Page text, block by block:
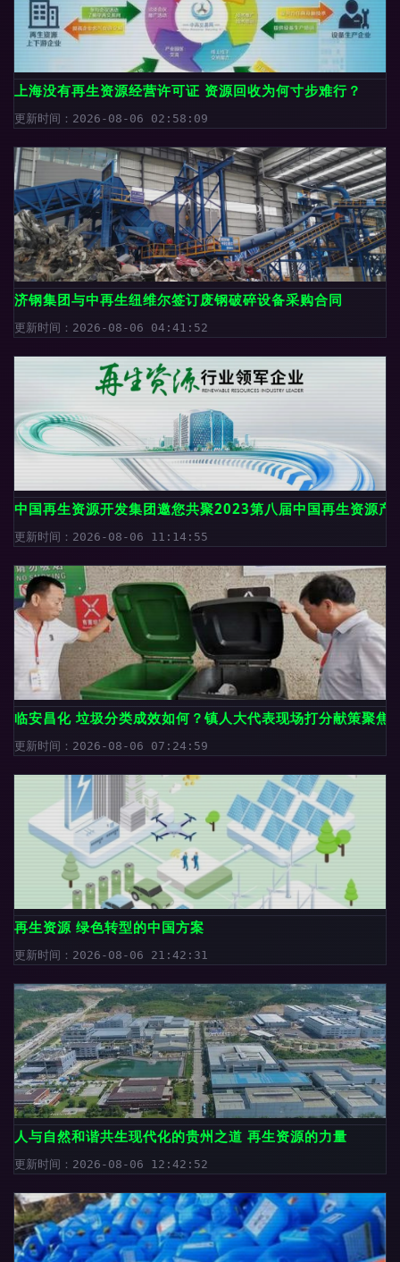
上海没有再生资源经营许可证 资源回收为何寸步难行？
更新时间：2026-08-06 02:58:09
济钢集团与中再生纽维尔签订废钢破碎设备采购合同
更新时间：2026-08-06 04:41:52
中国再生资源开发集团邀您共聚2023第八届中国再生资源
更新时间：2026-08-06 11:14:55
临安昌化 垃圾分类成效如何？镇人大代表现场打分献策聚焦
更新时间：2026-08-06 07:24:59
再生资源 绿色转型的中国方案
更新时间：2026-08-06 21:42:31
人与自然和谐共生现代化的贵州之道 再生资源的力量
更新时间：2026-08-06 12:42:52